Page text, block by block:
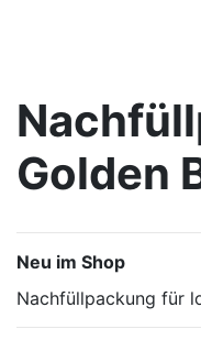
Golden
Neu im Shop
Nachfüllpackung für